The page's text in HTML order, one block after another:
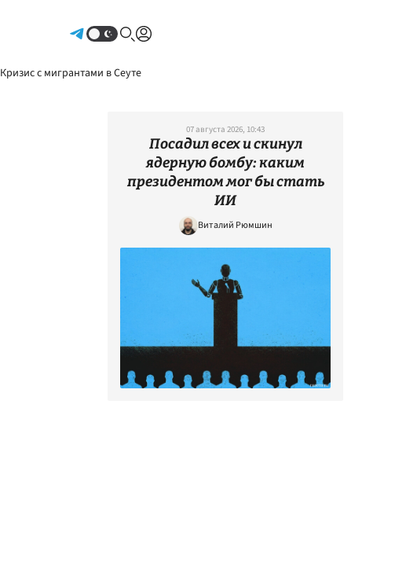
Кризис с мигрантами в Сеуте
07 августа 2026, 10:43
Посадил всех и скинул
ядерную бомбу: каким
президентом мог бы стать
ИИ
Виталий Рюмшин